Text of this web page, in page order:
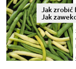
Jak zrobić
Jak